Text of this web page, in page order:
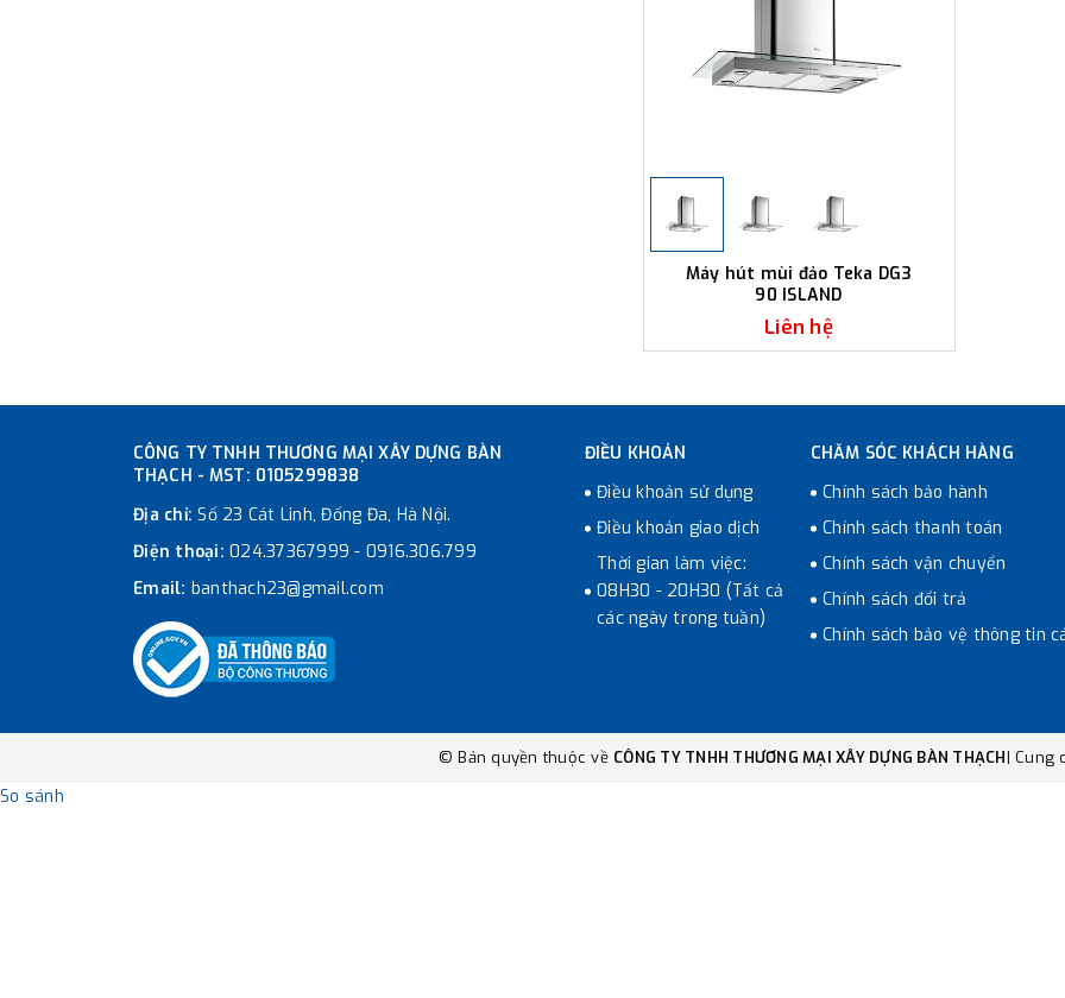
Máy hút mùi đảo Teka DG3
90 ISLAND
Liên hệ
CÔNG TY TNHH THƯƠNG MẠI XÂY DỰNG BÀN
THẠCH - MST: 0105299838
Địa chỉ:Số 23 Cát Linh, Đống Đa, Hà Nội.
Điện thoại: 024.37367999 - 0916.306.799
Email: banthach23@gmail.com
ĐIỀU KHOẢN
Điều khoản sử dụng
Điều khoản giao dịch
Thời gian làm việc:
08H30 - 20H30 (Tất cả
các ngày trong tuần)
CHĂM SÓC KHÁCH HÀNG
Chính sách bảo hành
Chính sách thanh toán
Chính sách vận chuyển
Chính sách đổi trả
Chính sách bảo vệ thông tin
© Bản quyền thuộc về CÔNG TY TNHH THƯƠNG MẠI XÂY DỰNG BÀN THẠCH| Cung
So sánh